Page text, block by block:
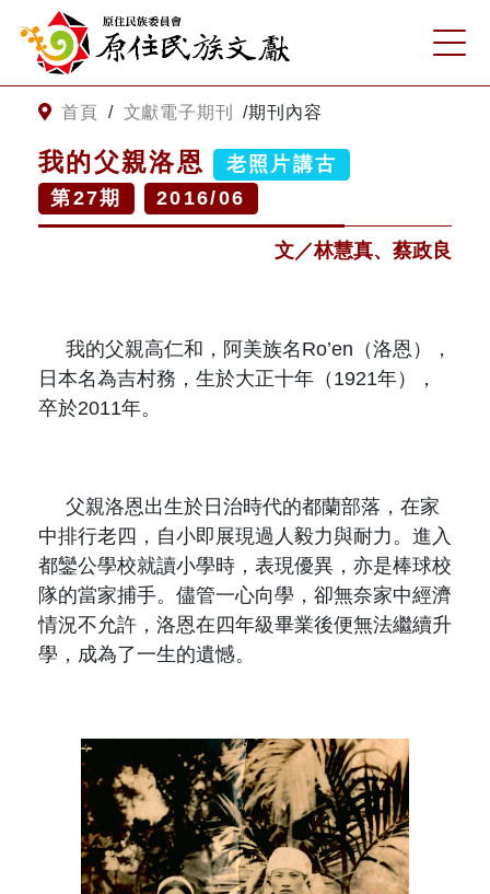
跳到主要內容
網站導覽
客服諮詢
關於我們
原住民族文獻會設置要點
委員介紹
歷次會議記錄
網站訊息
徵稿訊息
出版品專區
本會出版品列表
與國史館共同出版品介紹
文獻電子期刊
本期內容
訂閱電子報
徵稿說明
期刊查詢
相關連結
首頁 / 文獻電子期刊 /期刊內容
我的父親洛恩 老照片講古
第27期 2016/06
文／林慧真、蔡政良
我的父親高仁和，阿美族名 Ro’en （洛恩），
日本名為吉村務，生於大正十年（ 1921年），
卒於2011年。
父親洛恩出生於日治時代的都蘭部落，在家
中排行老四，自小即展現過人毅力與耐力。進入
都鑾公學校就讀小學時，表現優異，亦是棒球校
隊的當家捕手。儘管一心向學，卻無奈家中經濟
情況不允許，洛恩在四年級畢業後便無法繼續升
學，成為了一生的遺憾。